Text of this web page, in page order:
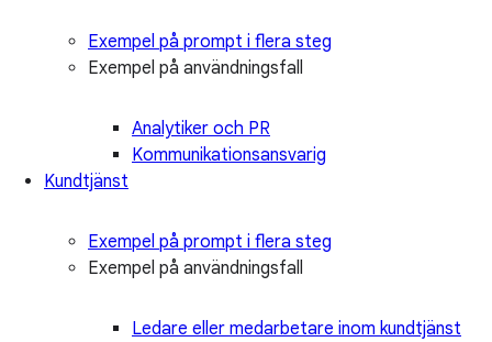
Exempel på prompt i flera steg
Exempel på användningsfall
Analytiker och PR
Kommunikationsansvarig
Kundtjänst
Exempel på prompt i flera steg
Exempel på användningsfall
Ledare eller medarbetare inom kundtjänst